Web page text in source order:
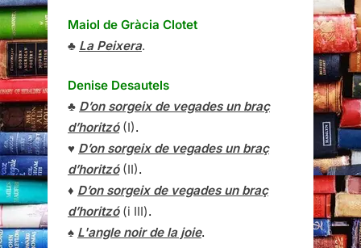
Maiol de Gràcia Clotet
♣ La Peixera.
Denise Desautels
♣ D’on sorgeix de vegades un braç
d’horitzó(I).
♥ D’on sorgeix de vegades un braç
d’horitzó(II).
♦ D’on sorgeix de vegades un braç
d’horitzó(i III).
♠ L'angle noir de la joie.